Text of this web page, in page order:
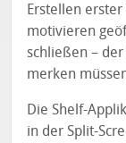
Erstellen
motivieren
schließen –
merken
Die Shelf-
in der Split-